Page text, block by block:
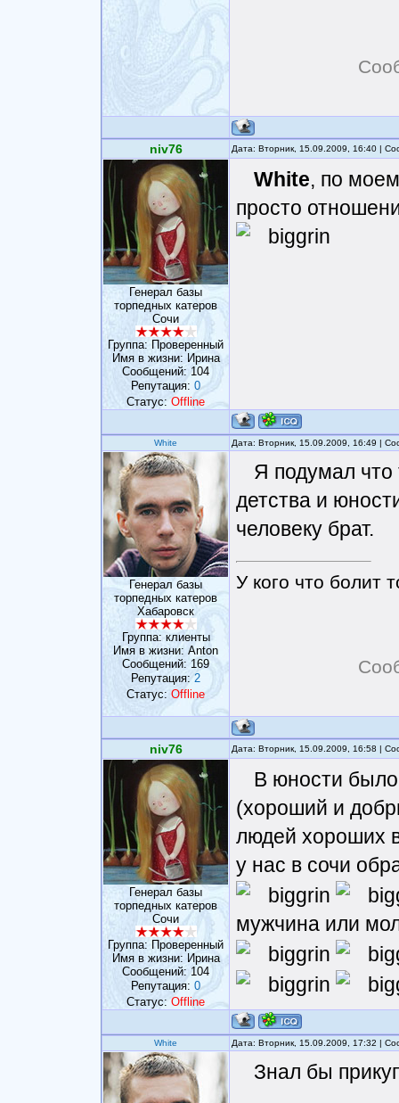
niv76 Дата: Вторник, 15.09.2009, 16:40 |
Генерал базы
торпедных катеров
Сочи
Группа: Проверенный
Имя в жизни: Ирина
Сообщений: 104
Репутация: 0
Статус:Offline
White, по
просто
White Дата: Вторник, 15.09.2009, 16:49 |
Генерал базы
торпедных катеров
Хабаровск
Группа: клиенты
Имя в жизни: Anton
Сообщений: 169
Репутация:2
Статус: Offline
Я подумал что
детства и
человеку брат.
У кого что болит
niv76 Дата: Вторник, 15.09.2009, 16:58 |
Генерал базы
торпедных катеров
Сочи
Группа: Проверенный
Имя в жизни: Ирина
Сообщений: 104
Репутация: 0
Статус:Offline
В юности было
(хороший и
людей хороших
у нас в сочи
мужчина или
White Дата: Вторник, 15.09.2009, 17:32 |
Знал бы